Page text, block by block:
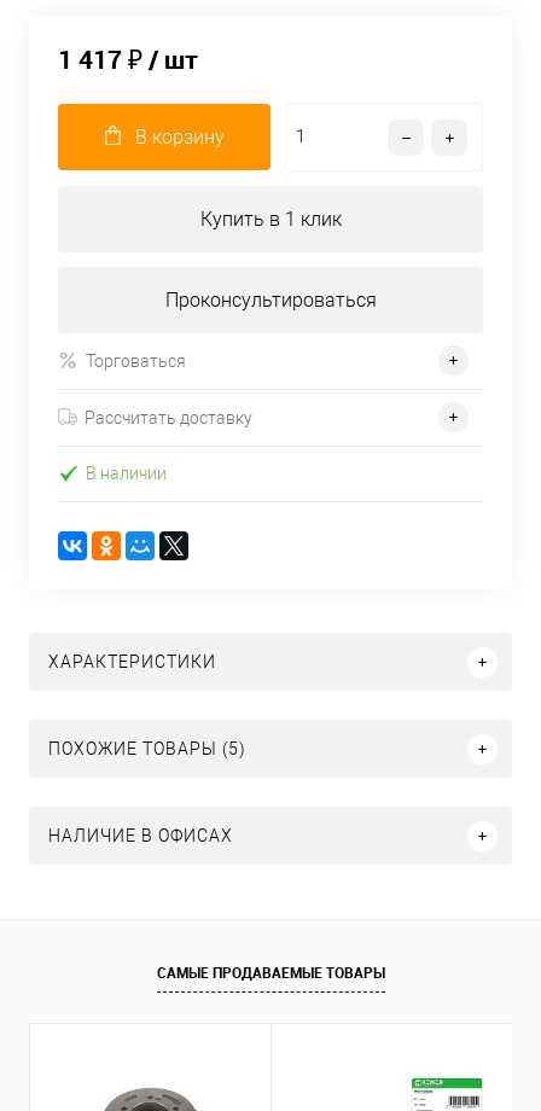
1 417 ₽/ шт
В корзину
Купить в 1 клик
Проконсультироваться
Торговаться
Рассчитать доставку
В наличии
ХАРАКТЕРИСТИКИ
ПОХОЖИЕ ТОВАРЫ (5)
НАЛИЧИЕ В ОФИСАХ
САМЫЕ ПРОДАВАЕМЫЕ ТОВАРЫ